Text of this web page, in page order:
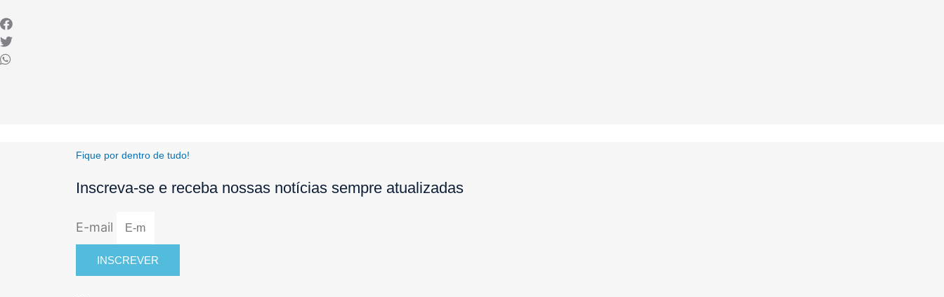
Fique por dentro de tudo!
Inscreva-se e receba nossas notícias sempre atualizadas
E-mail
INSCREVER